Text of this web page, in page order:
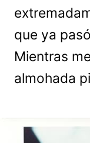
que ya
Mientras
almohada